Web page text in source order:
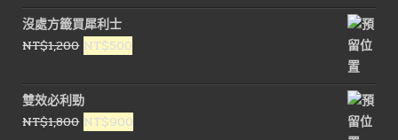
價
格：
NT$3,500。
價
沒處方籤買犀利士
NT$1,200 原
價
格：
NT$1,200。
NT$500
價
格：
NT$500。
雙效必利勁
NT$1,800 原
NT$900